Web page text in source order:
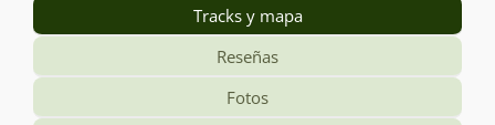
Tracks y mapa
Reseñas
Fotos